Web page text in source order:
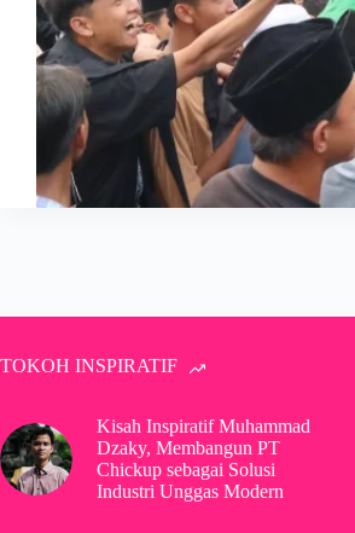
TOKOH INSPIRATIF
Kisah Inspiratif Muhammad
Dzaky, Membangun PT
Chickup sebagai Solusi
Industri Unggas Modern